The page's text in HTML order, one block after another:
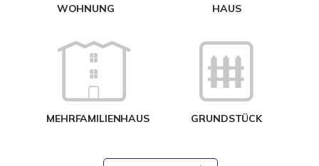
WOHNUNG HAUS
MEHRFAMILIENHAUS GRUNDSTÜCK